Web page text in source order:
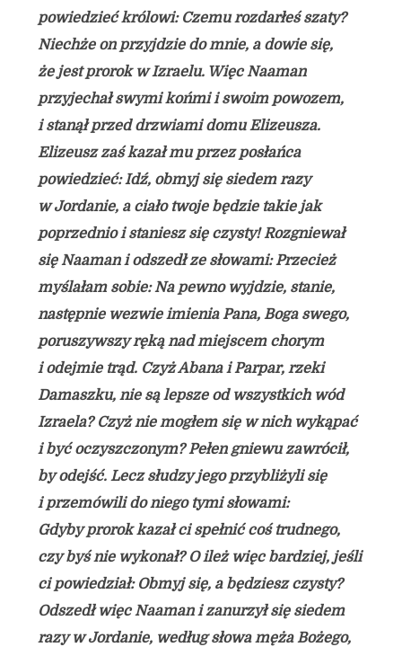
powiedzieć królowi: Czemu rozdarłeś szaty?
Niechże on przyjdzie do mnie, a dowie się,
że jest prorok w Izraelu. Więc Naaman
przyjechał swymi końmi i swoim powozem,
i stanął przed drzwiami domu Elizeusza.
Elizeusz zaś kazał mu przez posłańca
powiedzieć: Idź, obmyj się siedem razy
w Jordanie, a ciało twoje będzie takie jak
poprzednio i staniesz się czysty! Rozgniewał
się Naaman i odszedł ze słowami: Przecież
myślałam sobie: Na pewno wyjdzie, stanie,
następnie wezwie imienia Pana, Boga swego,
poruszywszy ręką nad miejscem chorym
i odejmie trąd. Czyż Abana i Parpar, rzeki
Damaszku, nie są lepsze od wszystkich wód
Izraela? Czyż nie mogłem się w nich wykąpać
i być oczyszczonym? Pełen gniewu zawrócił,
by odejść. Lecz słudzy jego przybliżyli się
i przemówili do niego tymi słowami:
Gdyby prorok kazał ci spełnić coś trudnego,
czy byś nie wykonał? O ileż więc bardziej, jeśli
ci powiedział: Obmyj się, a będziesz czysty?
Odszedł więc Naaman i zanurzył się siedem
razy w Jordanie, według słowa męża Bożego,